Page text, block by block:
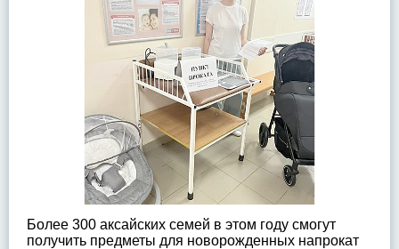
Более 300 аксайских семей в этом году смогут
получить предметы для новорожденных напрокат